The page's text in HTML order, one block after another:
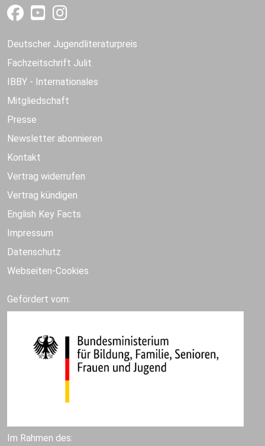
Deutscher Jugendliteraturpreis
Fachzeitschrift Julit
IBBY - Internationales
Mitgliedschaft
Presse
Newsletter abonnieren
Kontakt
Vertrag widerrufen
Vertrag kündigen
English Key Facts
Impressum
Datenschutz
Webseiten-Cookies
Gefördert vom:
Im Rahmen des: